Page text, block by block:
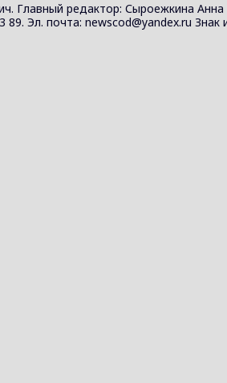
Главный редактор: Сыроежкина
89. Эл. почта: newscod@yandex.ru